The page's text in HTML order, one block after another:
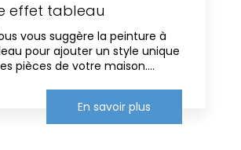
effet tableau
vous suggère la peinture à
pour ajouter un style unique
pièces de votre maison....
En savoir plus